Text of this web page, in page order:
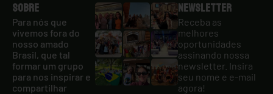
Sobre
Para nós que
vivemos fora do
nosso amado
Brasil, que tal
formar um grupo
para nos inspirar e
compartilhar
Newsletter
Receba as
melhores
oportunidades
assinando nossa
newsletter. Insira
seu nome e e-mail
agora!